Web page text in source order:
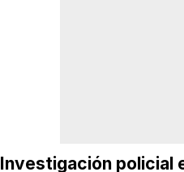
Investigación policial